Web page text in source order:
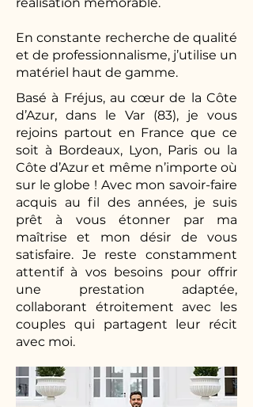
En constante recherche de qualité
et de professionnalisme, j’utilise un
matériel haut de gamme.
Basé à Fréjus, au cœur de la Côte
d’Azur, dans le Var (83), je vous
rejoins partout en France que ce
soit à Bordeaux, Lyon, Paris ou la
Côte d’Azur et même n’importe où
sur le globe ! Avec mon savoir-faire
acquis au fil des années, je suis
prêt à vous étonner par ma
maîtrise et mon désir de vous
satisfaire. Je reste constamment
attentif à vos besoins pour offrir
une prestation adaptée,
collaborant étroitement avec les
couples qui partagent leur récit
avec moi.